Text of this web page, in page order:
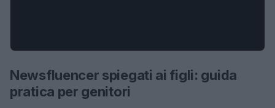
Newsfluencer spiegati ai figli: guida
pratica per genitori